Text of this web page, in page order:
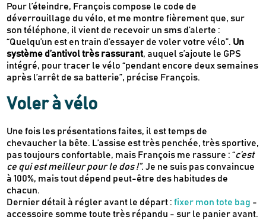
Pour l’éteindre, François compose le code de
déverrouillage du vélo, et me montre fièrement que, sur
son téléphone, il vient de recevoir un sms d’alerte :
“Quelqu’un est en train d’essayer de voler votre vélo”. Un
système d’antivol très rassurant, auquel s’ajoute le GPS
intégré, pour tracer le vélo “pendant encore deux semaines
après l’arrêt de sa batterie”, précise François.
Voler à vélo
Une fois les présentations faites, il est temps de
chevaucher la bête. L’assise est très penchée, très sportive,
pas toujours confortable, mais François me rassure : “c’est
ce qui est meilleur pour le dos !”. Je ne suis pas convaincue
à 100%, mais tout dépend peut-être des habitudes de
chacun.
Dernier détail à régler avant le départ :fixer mon tote bag -
accessoire somme toute très répandu - sur le panier avant.